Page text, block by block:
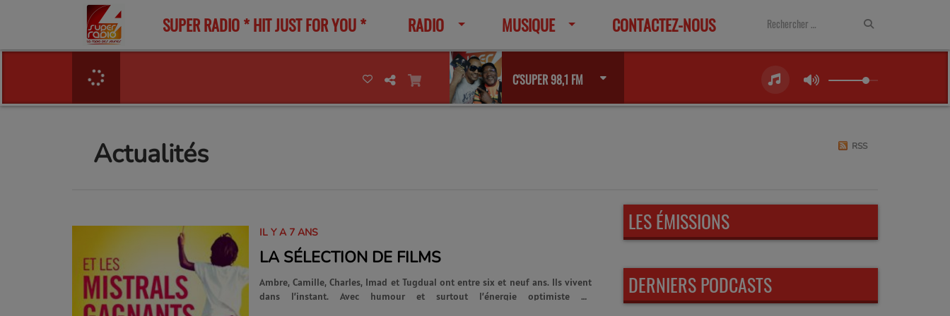
SUPER RADIO * HIT JUST FOR YOU * RADIO MUSIQUE CONTACTEZ-NOUS
C'SUPER 98,1 FM
Actualités RSS
IL Y A 7 ANS
LA SÉLECTION DE FILMS
Ambre, Camille, Charles, Imad et Tugdual ont entre six et neuf ans. Ils vivent
dans l’instant. Avec humour et surtout l’énergie optimiste de
LES ÉMISSIONS
DERNIERS PODCASTS